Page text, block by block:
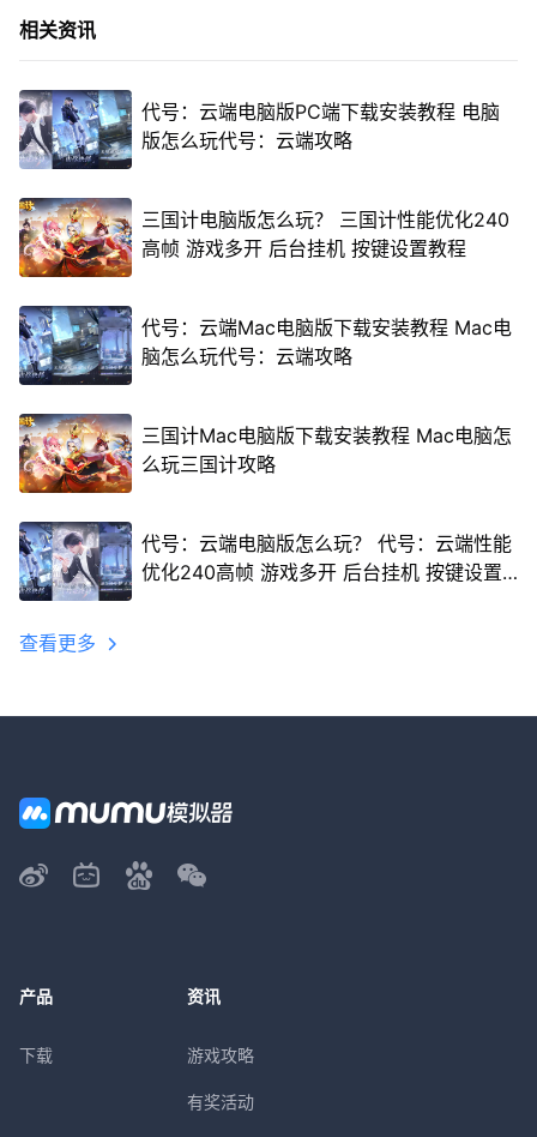
相关资讯
代号：云端电脑版PC端下载安装教程 电脑
版怎么玩代号：云端攻略
三国计电脑版怎么玩？ 三国计性能优化240
高帧 游戏多开 后台挂机 按键设置教程
代号：云端Mac电脑版下载安装教程 Mac电
脑怎么玩代号：云端攻略
三国计Mac电脑版下载安装教程 Mac电脑怎
么玩三国计攻略
代号：云端电脑版怎么玩？ 代号：云端性能
优化240高帧 游戏多开 后台挂机 按键设置
查看更多
产品
下载
资讯
游戏攻略
有奖活动